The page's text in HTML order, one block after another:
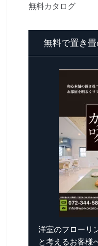
無料カタログ
無料で置き
洋室のフローリ
と考えるお客様